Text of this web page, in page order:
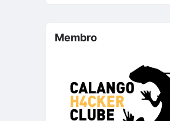
Membro